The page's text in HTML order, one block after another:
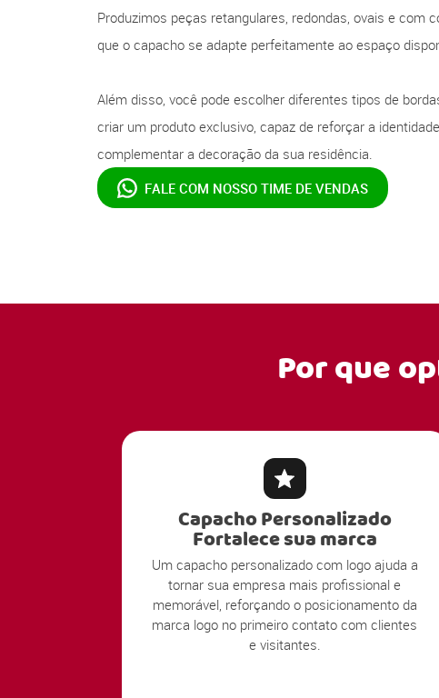
Produzimos peças retangulares, redondas, ovais e com
que o capacho se adapte perfeitamente ao espaço
Além disso, você pode escolher diferentes tipos de
criar um produto exclusivo, capaz de reforçar a
complementar a decoração da sua residência.
FALE COM NOSSO TIME DE VENDAS
Por que
Capacho Personalizado
Fortalece sua marca
Um capacho personalizado com logo ajuda a
tornar sua empresa mais profissional e
memorável, reforçando o posicionamento da
marca logo no primeiro contato com clientes
e visitantes.